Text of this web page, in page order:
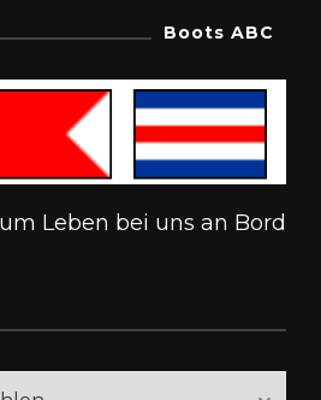
Boots ABC
Leben bei uns an Bord